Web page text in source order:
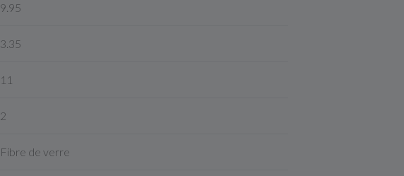
9.95
3.35
11
2
Fibre de verre